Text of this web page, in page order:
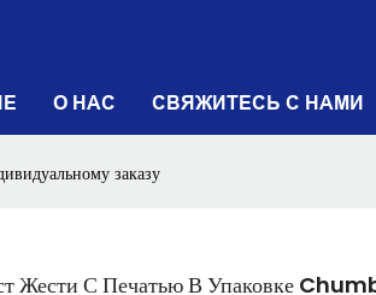
О НАС СВЯЖИТЕСЬ С НАМИ
заказу
Жести С Печатью В Упаковке